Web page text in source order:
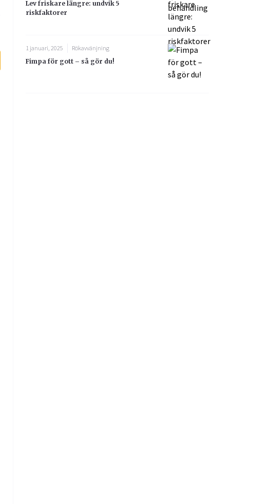
Lev friskare längre: undvik 5
riskfaktorer
1 januari, 2025
Rökavvänjning
Fimpa för gott – så gör du!